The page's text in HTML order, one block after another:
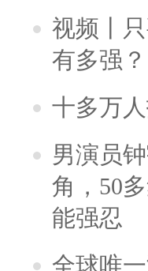
视频丨
有多强？
十多万
男演员
角，50
能强忍
全球唯